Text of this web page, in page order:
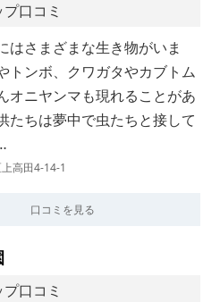
口コミ
はさまざまな生き物がいま
トンボ、クワガタやカブトム
オニヤンマも現れることがあ
たちは夢中で虫たちと接して
高田4-14-1
口コミを見る
口コミ